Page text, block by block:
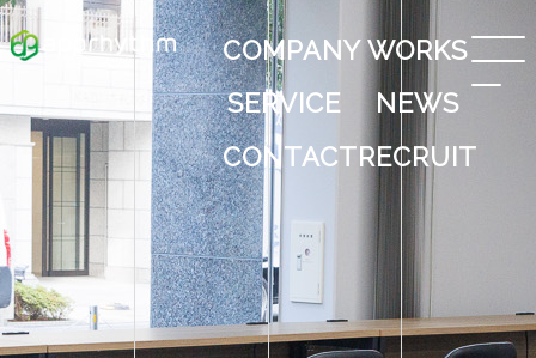
COMPANYWORKS
SERVICE
NEWS
CONTACTRECRUIT